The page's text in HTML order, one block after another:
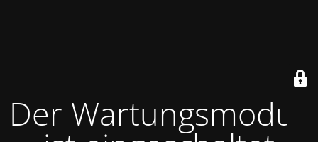
Der Wartungsmodus